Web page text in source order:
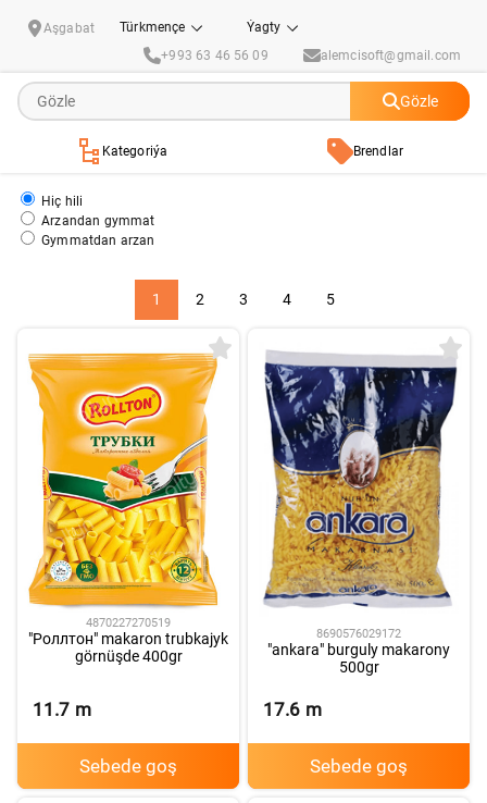
Aşgabat Türkmençe
Ýagty
+993 63 46 56 09
alemcisoft@gmail.com
Gözle
Kategoriýa Brendlar
Hiç hili
Arzandan gymmat
Gymmatdan arzan
1 2 3 4 5
4870227270519
"Роллтон" makaron trubkajyk
görnüşde 400gr
11.7 m
Sebede goş
8690576029172
"ankara" burguly makarony
500gr
17.6 m
Sebede goş